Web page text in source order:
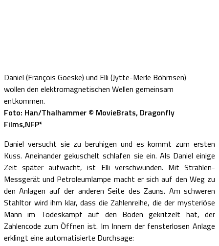
Daniel (François Goeske) und Elli (Jytte-Merle Böhrnsen)
wollen den elektromagnetischen Wellen gemeinsam
entkommen.
Foto: Han/Thalhammer © MovieBrats, Dragonfly
Films,NFP*
Daniel versucht sie zu beruhigen und es kommt zum ersten
Kuss. Aneinander gekuschelt schlafen sie ein. Als Daniel einige
Zeit später aufwacht, ist Elli verschwunden. Mit Strahlen-
Messgerät und Petroleumlampe macht er sich auf den Weg zu
den Anlagen auf der anderen Seite des Zauns. Am schweren
Stahltor wird ihm klar, dass die Zahlenreihe, die der mysteriöse
Mann im Todeskampf auf den Boden gekritzelt hat, der
Zahlencode zum Öffnen ist. Im Innern der fensterlosen Anlage
erklingt eine automatisierte Durchsage: